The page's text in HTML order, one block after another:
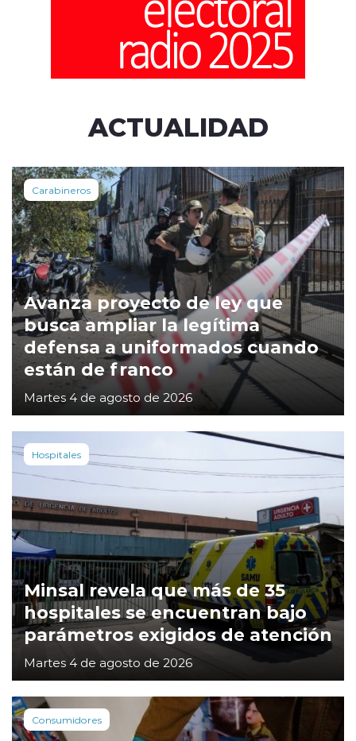
ACTUALIDAD
Carabineros
Avanza proyecto de ley que
busca ampliar la legítima
defensa a uniformados cuando
están de franco
Martes 4 de agosto de 2026
Hospitales
Minsal revela que más de 35
hospitales se encuentran bajo
parámetros exigidos de atención
Martes 4 de agosto de 2026
Consumidores